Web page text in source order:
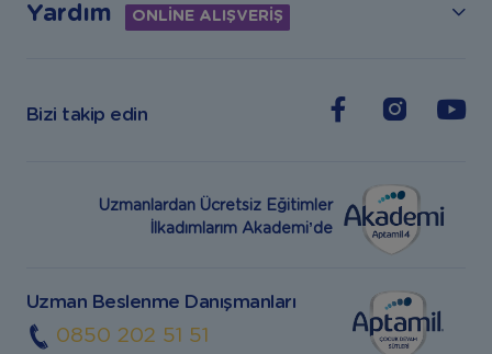
Yardım ONLİNE ALIŞVERİŞ
Bizi takip edin
Uzmanlardan Ücretsiz Eğitimler
İlkadımlarım Akademi’de
Uzman Beslenme Danışmanları
0850 202 51 51